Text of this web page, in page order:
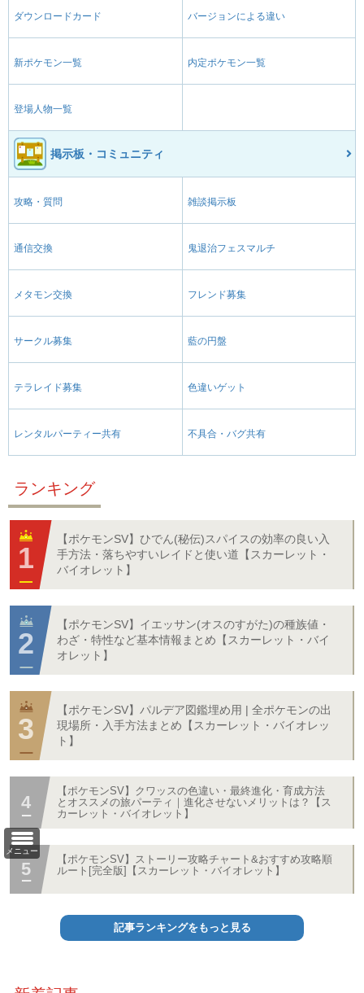
メニュー
ダウンロードカード バージョンによる違い
新ポケモン一覧 内定ポケモン一覧
登場人物一覧
掲示板・コミュニティ
攻略・質問 雑談掲示板
通信交換 鬼退治フェスマルチ
メタモン交換 フレンド募集
サークル募集 藍の円盤
テラレイド募集 色違いゲット
レンタルパーティー共有 不具合・バグ共有
ランキング
【ポケモンSV】ひでん(秘伝)スパイスの効率の良い入
手方法・落ちやすいレイドと使い道【スカーレット・
バイオレット】
【ポケモンSV】イエッサン(オスのすがた)の種族値・
わざ・特性など基本情報まとめ【スカーレット・バイ
オレット】
【ポケモンSV】パルデア図鑑埋め用 | 全ポケモンの出
現場所・入手方法まとめ【スカーレット・バイオレッ
ト】
【ポケモンSV】クワッスの色違い・最終進化・育成方法
とオススメの旅パーティ｜進化させないメリットは？【ス
カーレット・バイオレット】
【ポケモンSV】ストーリー攻略チャート&おすすめ攻略順
ルート[完全版]【スカーレット・バイオレット】
記事ランキングをもっと見る